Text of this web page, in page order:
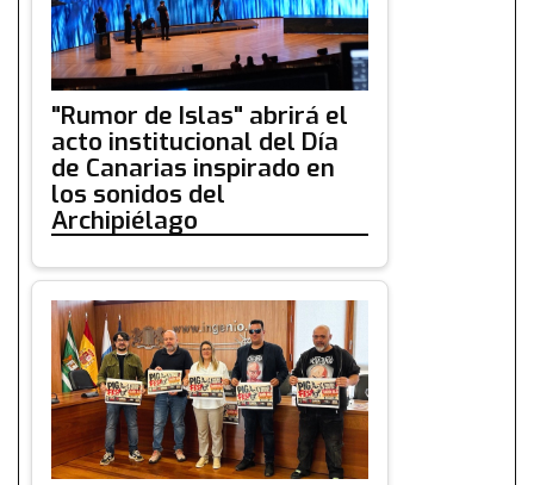
"Rumor de Islas" abrirá el
acto institucional del Día
de Canarias inspirado en
los sonidos del
Archipiélago